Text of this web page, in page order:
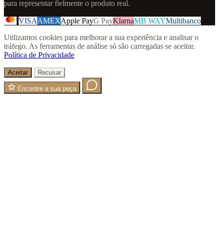
para representar fielmente o produto real.
VISAAMEXApple PayG PayKlarnaMB WAYMultibanco
Utilizamos cookies para melhorar a sua experiência e analisar o
tráfego. As ferramentas de análise só são carregadas se aceitar.
Política de Privacidade
Aceitar Recusar
Encontre a sua peça